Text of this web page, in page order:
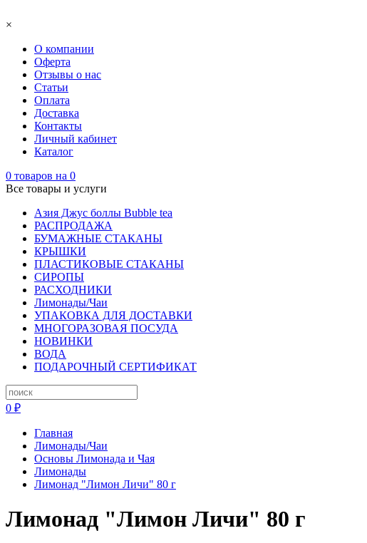
×
О компании
Оферта
Отзывы о нас
Статьи
Оплата
Доставка
Контакты
Личный кабинет
Каталог
0 товаров на 0
Все товары и услуги
Азия Джус боллы Bubble tea
РАСПРОДАЖА
БУМАЖНЫЕ СТАКАНЫ
КРЫШКИ
ПЛАСТИКОВЫЕ СТАКАНЫ
СИРОПЫ
РАСХОДНИКИ
Лимонады/Чаи
УПАКОВКА ДЛЯ ДОСТАВКИ
МНОГОРАЗОВАЯ ПОСУДА
НОВИНКИ
ВОДА
ПОДАРОЧНЫЙ СЕРТИФИКАТ
0 ₽
Главная
Лимонады/Чаи
Основы Лимонада и Чая
Лимонады
Лимонад "Лимон Личи" 80 г
Лимонад "Лимон Личи" 80 г